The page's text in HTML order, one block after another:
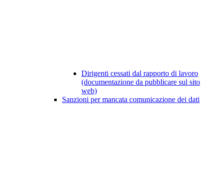
Dirigenti cessati dal rapporto di lavoro
(documentazione da pubblicare sul sito
web)
Sanzioni per mancata comunicazione dei dati